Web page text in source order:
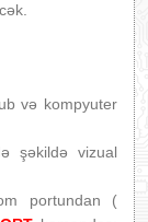
və kompyuter
şəkildə vizual
portundan (